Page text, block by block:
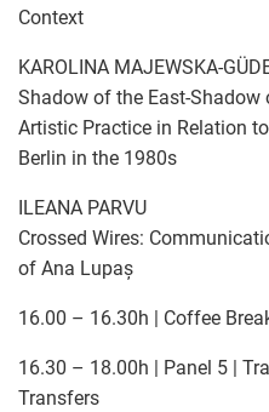
Context
KAROLINA MAJEWSKA-
Shadow of the East-Shadow
Artistic Practice in Relation
Berlin in the 1980s
ILEANA PARVU
Crossed Wires:
of Ana Lupaș
16.00 – 16.30h | Coffee
16.30 – 18.00h | Panel 5 |
Transfers